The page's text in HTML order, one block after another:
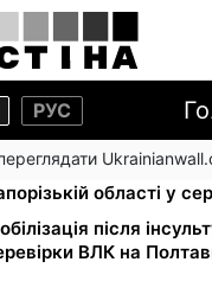
РУС
набори гігієни на
області у
після
ВЛК на